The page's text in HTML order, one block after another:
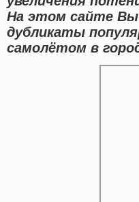
На этом сайте Вы
дубликаты
самолётом в